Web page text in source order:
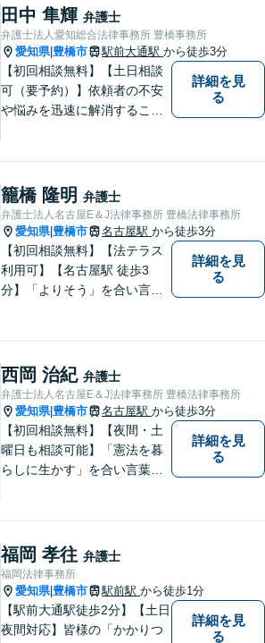
可能】親しみやすく、信頼い
ただける人間性を大切にして
います。お気軽にご相談くだ
さい。
田中 隼輝 弁護士
弁護士法人愛知総合法律事務所 豊橋事務所
愛知県| 豊橋市 駅前大通駅 から徒歩3分
【初回相談無料】【土日相談
可（要予約）】依頼者の不安
や悩みを迅速に解消すること
気軽に相談できるように、謙
虚で親しみやすい弁護士を目
指しています。【駅前大通駅3
分】
詳細を見
る
籠橋 隆明 弁護士
弁護士法人名古屋E＆J法律事務所 豊橋法律事務所
愛知県| 豊橋市 名古屋駅 から徒歩3分
【初回相談無料】【法テラス
利用可】【名古屋駅 徒歩3
分】「よりそう」を合い言葉
応対をさせていただきます。
お気軽にご相談ください。
詳細を見
る
西岡 治紀 弁護士
弁護士法人名古屋E＆J法律事務所 豊橋法律事務所
愛知県| 豊橋市 名古屋駅 から徒歩3分
【初回相談無料】【夜間・土
曜日も相談可能】「憲法を暮
らしに生かす」を合い言葉
がら、尽力させていただきま
すので、お気軽にお問い合わ
せ下さい。
詳細を見
る
福岡 孝往 弁護士
福岡法律事務所
愛知県| 豊橋市 駅前駅 から徒歩1分
【駅前大通駅徒歩2分】【土日
夜間対応】皆様の「かかりつ
詳細を見
る